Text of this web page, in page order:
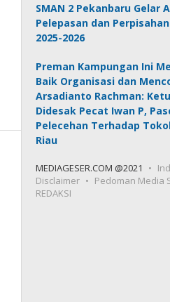
SMAN 2 Pekanbaru Gelar
Pelepasan dan
2025-2026
Preman Kampungan Ini
Baik Organisasi dan
Arsadianto Rachman:
Didesak Pecat Iwan P,
Pelecehan Terhadap
Riau
MEDIAGESER.COM @2021
Disclaimer
Pedoman Media
REDAKSI